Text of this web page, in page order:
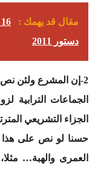
مقال قد يهمك :
دستور 2011
2-إن المشرع ولئن نص
الجماعات الترابية
الجزاء التشريعي
حسنا لو نص على هذا
العمرى والهبة…